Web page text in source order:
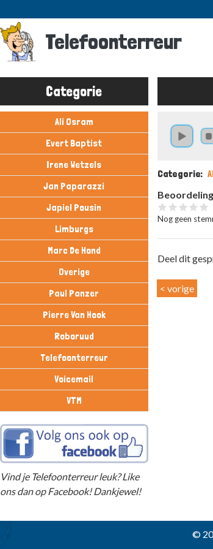
Telefoonterreur
Categorie
Ali Osram
Evert Baptist
Irene Wetzels
Jan Paparazzi
Japiel Pousin
Limburgs
Marc De Hond
Overige
Paul Panzer
Pierre Van Hook
Roboruud
Telefoonterreur
Voicemail
VTM
Vind je Telefoonterreur leuk? Like
ons dan op Facebook! Dankjewel!
Categorie
Beoordeling
Nog geen
Deel dit
< vorige
©